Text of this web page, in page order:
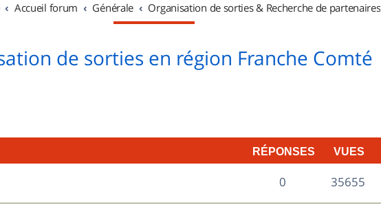
Accueil forum Générale Organisation de sorties & Recherche de partenaires
de sorties en région Franche Comté
RÉPONSES VUES
0R
é
35655V
u